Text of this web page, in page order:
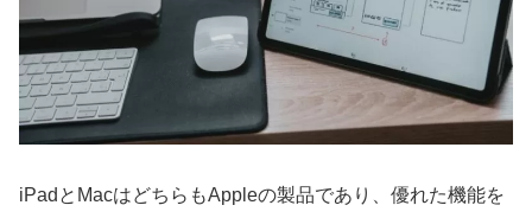
iPadとMacはどちらもAppleの製品であり、優れた機能を